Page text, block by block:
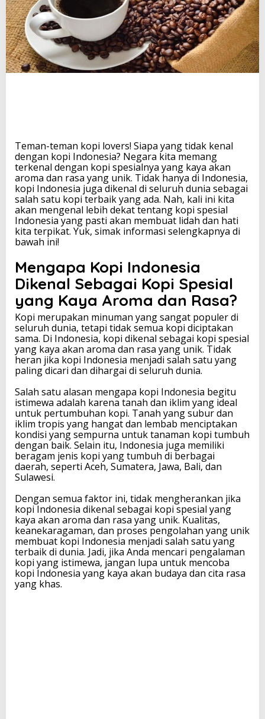
k
t
K
o
p
a
l
I
n
d
o
n
e
s
n
g
K
a
y
a
A
r
o
a
d
a
n
R
a
s
a
Teman-teman kopi lovers! Siapa yang tidak kenal
dengan kopi Indonesia? Negara kita memang
terkenal dengan kopi spesialnya yang kaya akan
aroma dan rasa yang unik. Tidak hanya di Indonesia,
kopi Indonesia juga dikenal di seluruh dunia sebagai
salah satu kopi terbaik yang ada. Nah, kali ini kita
akan mengenal lebih dekat tentang kopi spesial
Indonesia yang pasti akan membuat lidah dan hati
kita terpikat. Yuk, simak informasi selengkapnya di
bawah ini!
Mengapa Kopi Indonesia
Dikenal Sebagai Kopi Spesial
yang Kaya Aroma dan Rasa?
Kopi merupakan minuman yang sangat populer di
seluruh dunia, tetapi tidak semua kopi diciptakan
sama. Di Indonesia, kopi dikenal sebagai kopi spesial
yang kaya akan aroma dan rasa yang unik. Tidak
heran jika kopi Indonesia menjadi salah satu yang
paling dicari dan dihargai di seluruh dunia.
Salah satu alasan mengapa kopi Indonesia begitu
istimewa adalah karena tanah dan iklim yang ideal
untuk pertumbuhan kopi. Tanah yang subur dan
iklim tropis yang hangat dan lembab menciptakan
kondisi yang sempurna untuk tanaman kopi tumbuh
dengan baik. Selain itu, Indonesia juga memiliki
beragam jenis kopi yang tumbuh di berbagai
daerah, seperti Aceh, Sumatera, Jawa, Bali, dan
Sulawesi.
Dengan semua faktor ini, tidak mengherankan jika
kopi Indonesia dikenal sebagai kopi spesial yang
kaya akan aroma dan rasa yang unik. Kualitas,
keanekaragaman, dan proses pengolahan yang unik
membuat kopi Indonesia menjadi salah satu yang
terbaik di dunia. Jadi, jika Anda mencari pengalaman
kopi yang istimewa, jangan lupa untuk mencoba
kopi Indonesia yang kaya akan budaya dan cita rasa
yang khas.